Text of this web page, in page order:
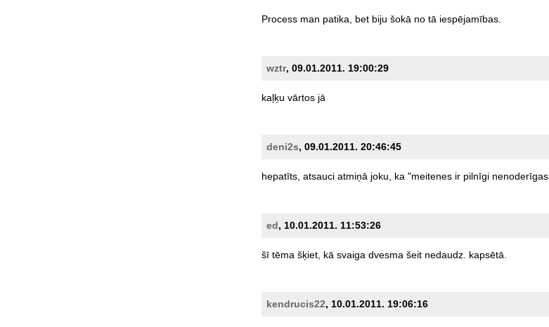
Process man patika, bet biju šokā no tā iespējamības.
wztr, 09.01.2011. 19:00:29
kaļķu vārtos jā
deni2s, 09.01.2011. 20:46:45
hepatīts, atsauci atmiņā joku, ka "meitenes ir pilnīgi nenoderīgas
ed, 10.01.2011. 11:53:26
šī tēma šķiet, kā svaiga dvesma šeit nedaudz. kapsētā.
kendrucis22, 10.01.2011. 19:06:16